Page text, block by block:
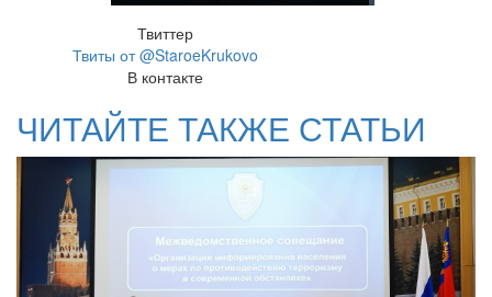
Твиттер
Твиты от @StaroeKrukovo
В контакте
ЧИТАЙТЕ ТАКЖЕ СТАТЬИ